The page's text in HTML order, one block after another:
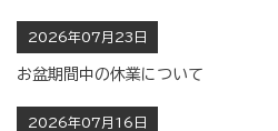
2026年07月23日
お盆期間中の休業について
2026年07月16日